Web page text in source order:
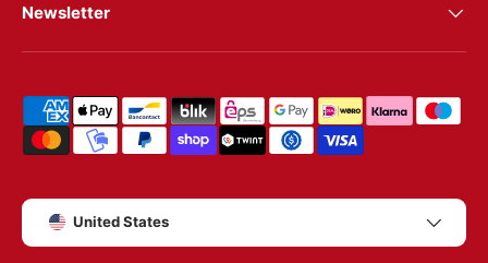
Newsletter
Shipping & payment methods
Country/Region
United States